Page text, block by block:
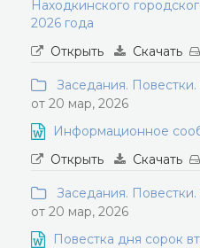
Находкинского
2026 года
Открыть
Скачать
Заседания.
от 20 мар, 2026
Информационное
Открыть
Скачать
Заседания.
от 20 мар, 2026
Повестка дня сорок